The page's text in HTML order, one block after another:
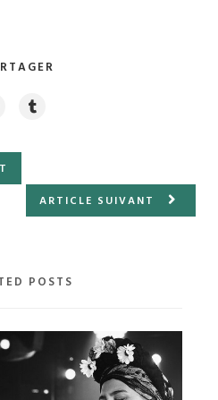
ARTICLE SUIVANT
POSTS